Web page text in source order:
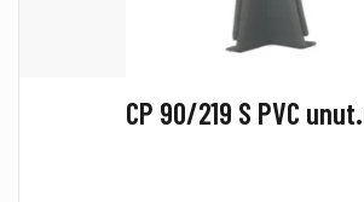
CP 90/219 S PVC